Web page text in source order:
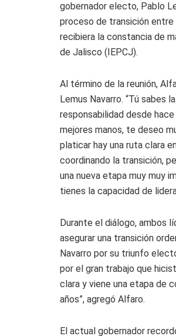
gobernador electo, Pablo
proceso de transición entre
recibiera la constancia de
de Jalisco (IEPCJ).
Al término de la reunión,
Lemus Navarro. “Tú sabes
responsabilidad desde
mejores manos, te deseo
platicar hay una ruta clara
coordinando la transición,
una nueva etapa muy muy
tienes la capacidad de
Durante el diálogo, ambos
asegurar una transición
Navarro por su triunfo
por el gran trabajo que
clara y viene una etapa de
años”, agregó Alfaro.
El actual gobernador